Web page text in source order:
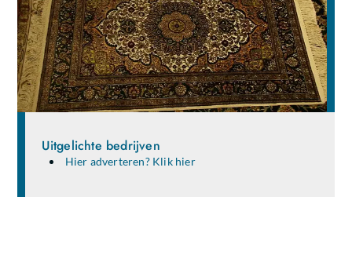
Uitgelichte bedrijven
Hier adverteren? Klik hier